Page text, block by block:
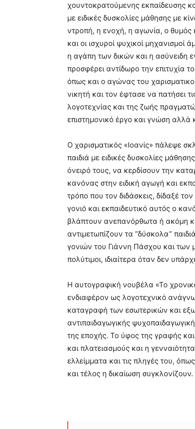
χουντοκρατούμενης εκπαίδευσης
με ειδικές δυσκολίες μάθησης με
ντροπή, η ενοχή, η αγωνία, ο θυμός
και οι ισχυροί ψυχικοί
η αγάπη των δικών και η ασύνειδη
προσφέρει αντίδωρο την επιτυχία
όπως και ο αγώνας του
νικητή και τον έφτασε να πατήσει
λογοτεχνίας και της ζωής
επιστημονικό έργο και γνώση αλλά
Ο χαρισματικός «Ιοανίς» πάλεψε
παιδιά με ειδικές δυσκολίες
όνειρό τους, να κερδίσουν την
κανόνας στην ειδική αγωγή και
τρόπο που τον διδάσκεις, δίδαξέ
γονιό και εκπαιδευτικό αυτός ο
βλάπτουν ανεπανόρθωτα ή ακόμη
αντιμετωπίζουν τα “δύσκολα”
γονιών του Γιάννη Πάσχου και
πολύτιμοι, ιδιαίτερα όταν δεν
Η αυτογραφική νουβέλα «Το
ενδιαφέρον ως λογοτεχνικό
καταγραφή των εσωτερικών και
αντιπαιδαγωγικής
της εποχής. Το ύφος της γραφής
και πλατειασμούς και η
ελλείμματα και τις πληγές του,
και τέλος η δικαίωση συγκλονίζουν.